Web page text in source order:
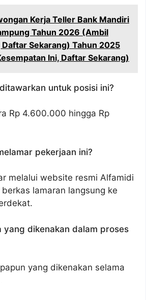
Kerja Teller Bank Mandiri
Tahun 2026 (Ambil
Daftar Sekarang) Tahun 2025
Ini, Daftar Sekarang)
untuk posisi ini?
Rp 4.600.000 hingga Rp
pekerjaan ini?
melalui website resmi Alfamidi
lamaran langsung ke
yang dikenakan dalam proses
yang dikenakan selama